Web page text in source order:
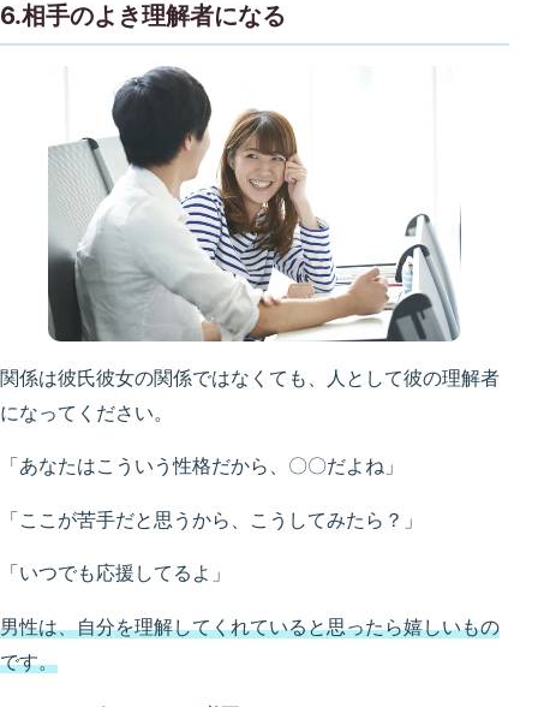
6.相手のよき理解者になる
関係は彼氏彼女の関係ではなくても、人として彼の理解者
になってください。
「あなたはこういう性格だから、〇〇だよね」
「ここが苦手だと思うから、こうしてみたら？」
「いつでも応援してるよ」
男性は、自分を理解してくれていると思ったら嬉しいもの
です。